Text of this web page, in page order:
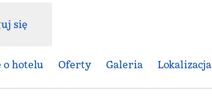
się
hotelu Oferty Galeria Lokalizacja